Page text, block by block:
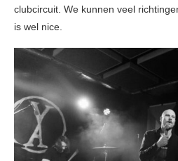
clubcircuit. We kunnen veel
is wel nice.